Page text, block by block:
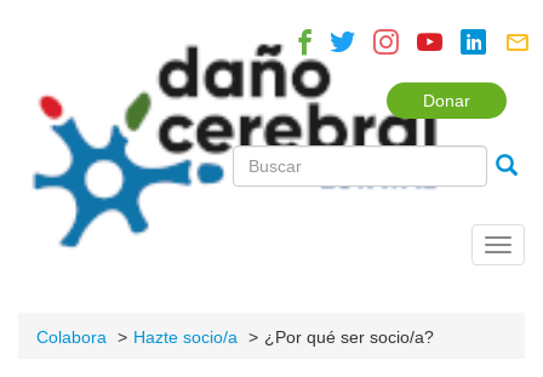
Donar
Colabora Hazte socio/a ¿Por qué ser socio/a?